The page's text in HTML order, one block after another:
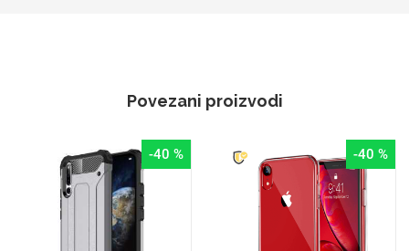
Povezani proizvodi
-40 % -40 %